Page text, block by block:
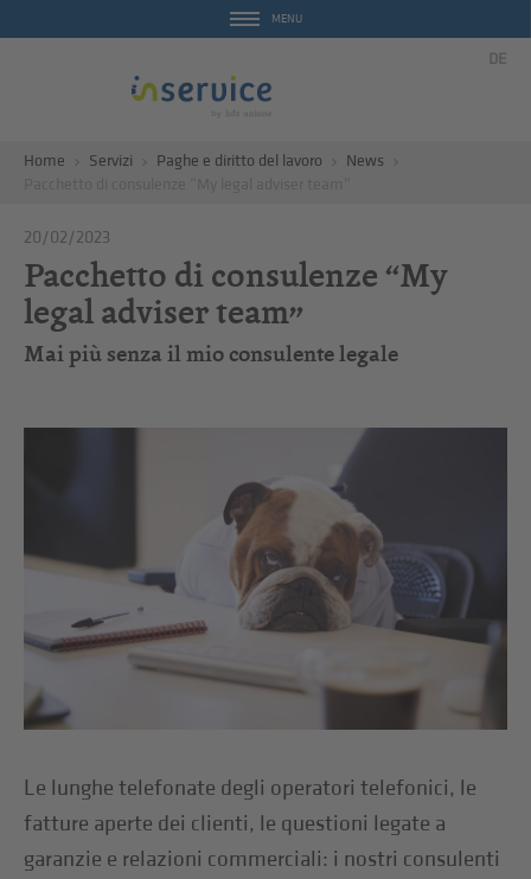
MENU
DE
Home Servizi Paghe e diritto del lavoro
News
20/02/2023
Pacchetto di consulenze “My
legal adviser team”
Mai più senza il mio consulente legale
Le lunghe telefonate degli operatori telefonici, le
fatture aperte dei clienti, le questioni legate a
garanzie e relazioni commerciali: i nostri consulenti